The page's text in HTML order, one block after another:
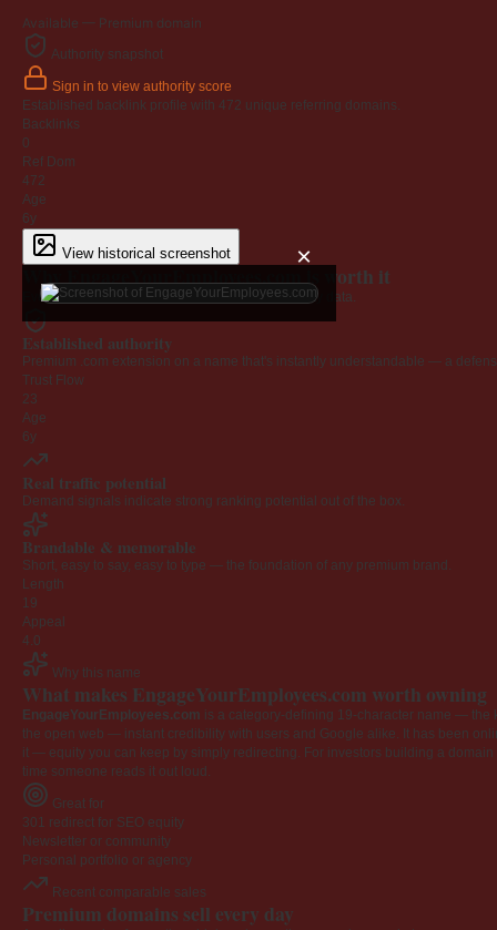
Available — Premium domain
Authority snapshot
Sign in to view authority score
Established backlink profile with 472 unique referring domains.
Backlinks
0
Ref Dom
472
Age
6y
View historical screenshot ×
Why EngageYourEmployees.com is worth it
Every claim below is backed by verified third-party data.
Established authority
Premium .com extension on a name that's instantly understandable — a
Trust Flow
23
Age
6y
Real traffic potential
Demand signals indicate strong ranking potential out of the box.
Brandable & memorable
Short, easy to say, easy to type — the foundation of any premium brand.
Length
19
Appeal
4.0
Why this name
What makes EngageYourEmployees.com worth owning
EngageYourEmployees.com is a category-defining 19-character name — the
the open web — instant credibility with users and Google alike. It has been
it — equity you can keep by simply redirecting. For investors building a
time someone reads it out loud.
Great for
301 redirect for SEO equity
Newsletter or community
Personal portfolio or agency
Recent comparable sales
Premium domains sell every day